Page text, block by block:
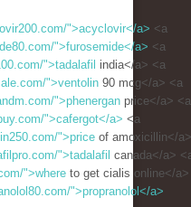
">acyclovir</a> <a
">furosemide</a> <a
">tadalafil india</a> <a
">ventolin 90 mcg</a> <a
">phenergan price</a> <a
">cafergot</a> <a
">price of amoxicillin</a>
">tadalafil canada</a>
">where to get cialis online</a>
">propranolol</a>